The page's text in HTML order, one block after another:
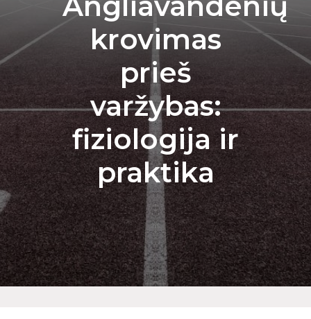
krovimas
prieš
varžybas:
fiziologija ir
praktika